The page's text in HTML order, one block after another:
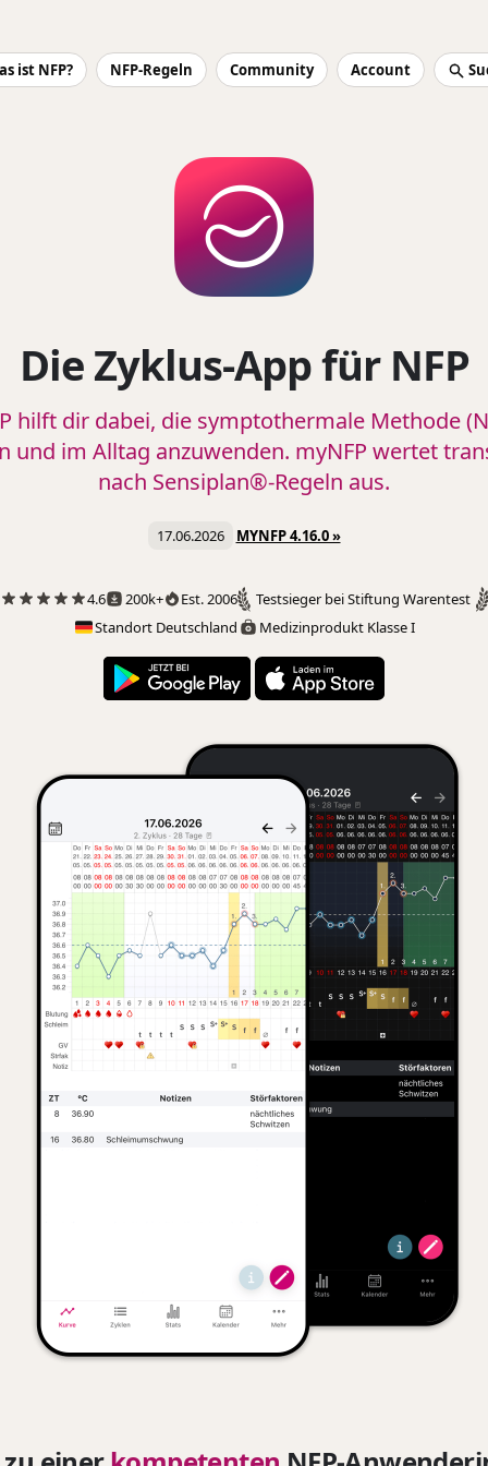
ist NFP? NFP-Regeln Community Account
Die Zyklus-App für NFP
hilft dir dabei, die symptothermale Methode
und im Alltag anzuwenden. myNFP wertet
nach Sensiplan®-Regeln aus.
17.06.2026 MYNFP 4.16.0 »
4.6 200k+ Est. 2006
Testsieger bei Stiftung Warentest
Standort Deutschland
Medizinprodukt Klasse I